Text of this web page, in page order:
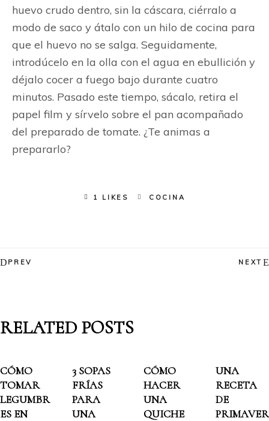
huevo crudo dentro, sin la cáscara, ciérralo a
modo de saco y átalo con un hilo de cocina para
que el huevo no se salga. Seguidamente,
introdúcelo en la olla con el agua en ebullición y
déjalo cocer a fuego bajo durante cuatro
minutos. Pasado este tiempo, sácalo, retira el
papel film y sírvelo sobre el pan acompañado
del preparado de tomate. ¿Te animas a
prepararlo?
1 LIKES COCINA
PREV NEXT
RELATED POSTS
CÓMO
TOMAR
LEGUMBR
ES EN
3 SOPAS
FRÍAS
PARA
UNA
CÓMO
HACER
UNA
QUICHE
UNA
RECETA
DE
PRIMAVER